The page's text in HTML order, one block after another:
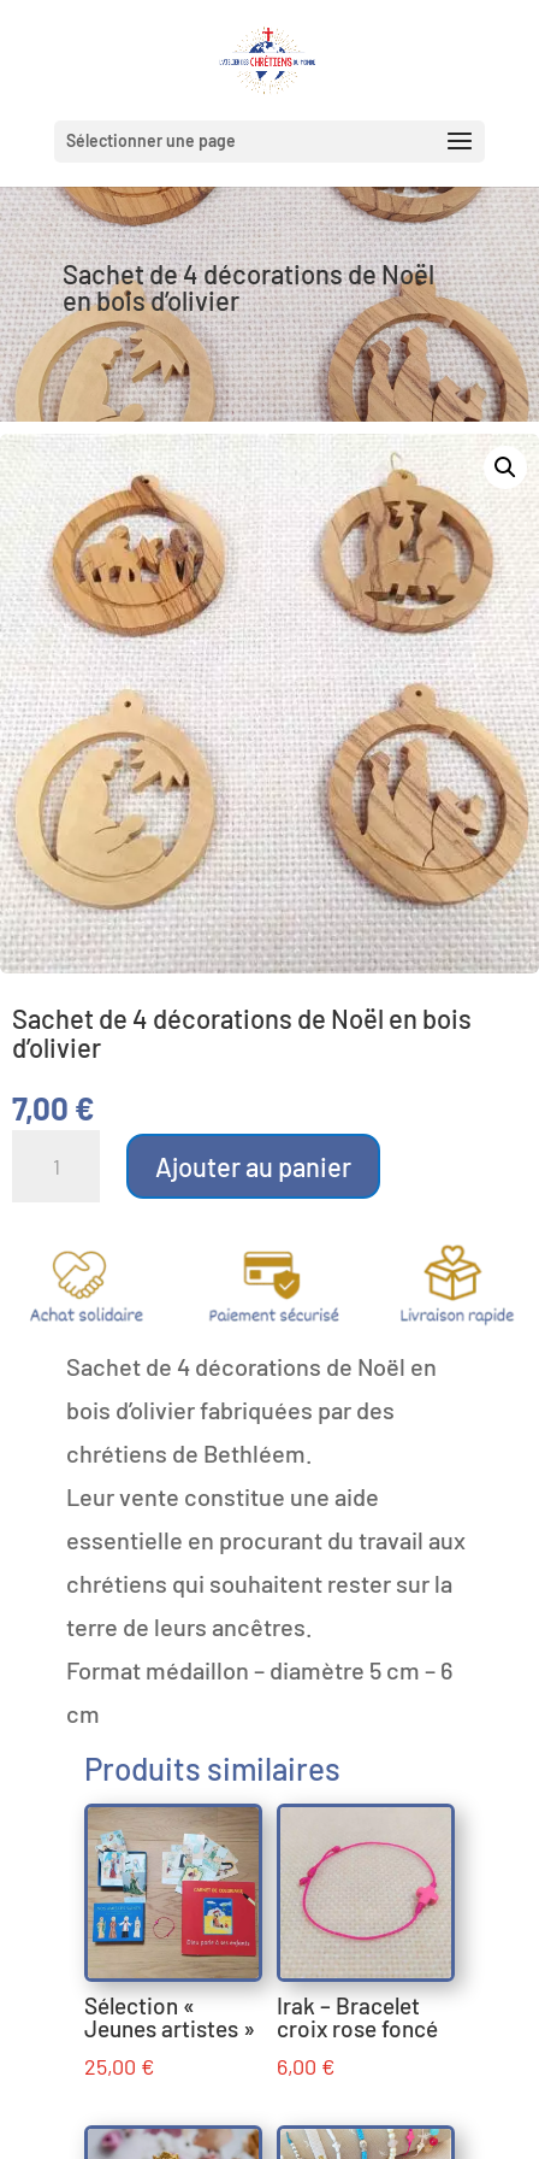
Sélectionner une page
Sachet de 4 décorations de Noël
en bois d’olivier
Sachet de 4 décorations de Noël en bois
d’olivier
7,00 €
Sachet
bois
Ajouter au panier
Sachet de 4 décorations de Noël en
bois d’olivier fabriquées par des
chrétiens de Bethléem.
Leur vente constitue une aide
essentielle en procurant du travail aux
chrétiens qui souhaitent rester sur la
terre de leurs ancêtres.
Format médaillon – diamètre 5 cm – 6
cm
Produits similaires
Sélection «
Jeunes artistes »
25,00 €
Irak – Bracelet
croix rose foncé
6,00 €